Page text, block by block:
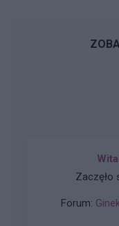
Zaczęło
Forum: